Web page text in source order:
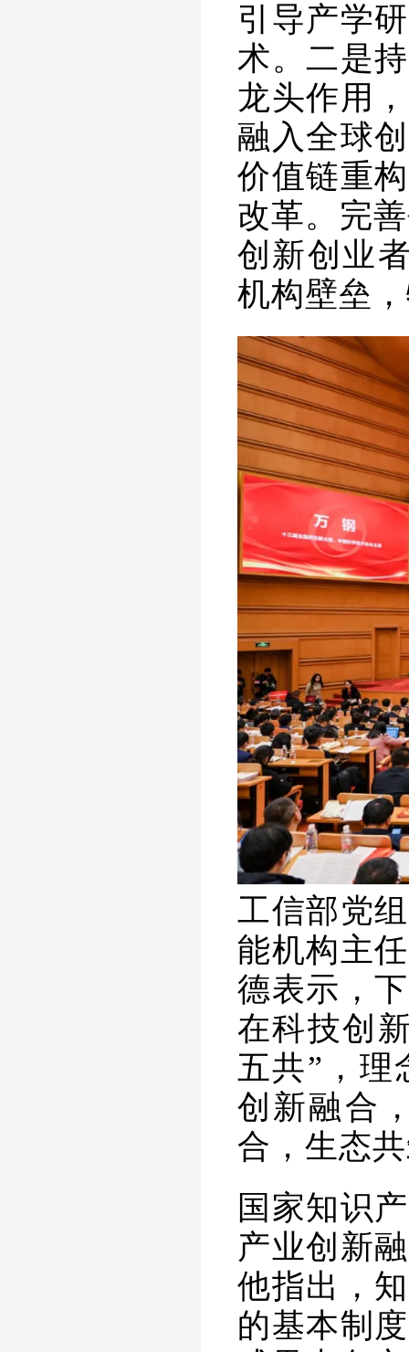
引导产学
术。二是
龙头作用
融入全球
价值链重
改革。完
创新创业
机构壁垒
工信部党
能机构主
德表示，
在科技创
五共”，理
创新融合
合，生态
国家知识
产业创新
他指出，
的基本制